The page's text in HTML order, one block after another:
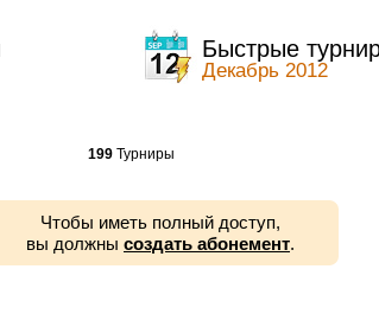
Быстрые
Декабрь 2012
199Турниры
Чтобы иметь полный доступ,
вы должны создать абонемент.